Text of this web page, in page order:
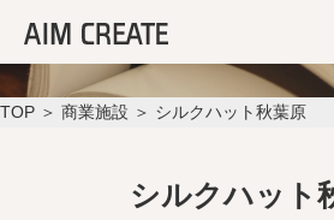
シルクハット秋
TOP ＞ 商業施設 ＞ シルクハット秋葉原
シルクハット